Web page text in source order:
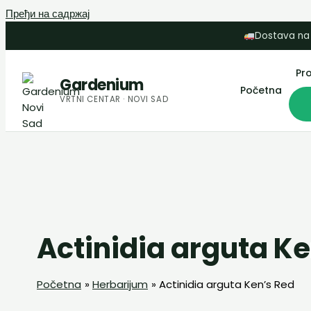
Пређи на садржај
Dostava
Gardenium
VRTNI CENTAR · NOVI SAD
Početna
Actinidia arguta
Početna Herbarijum Actinidia arguta Ken’s Red